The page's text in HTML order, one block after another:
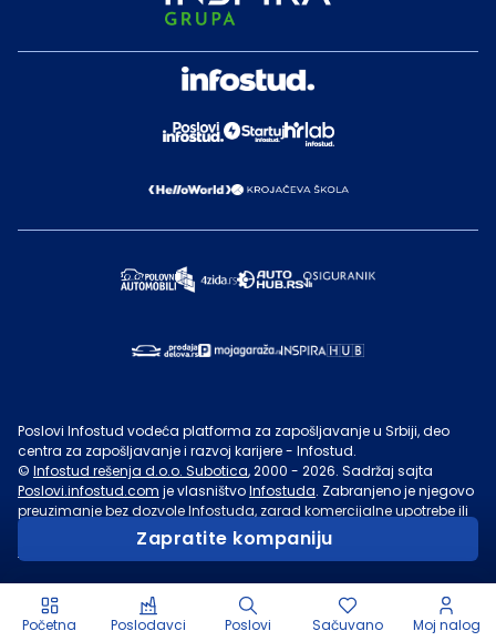
Zapratite kompaniju
Poslovi Infostud vodeća platforma za zapošljavanje u Srbiji, deo
centra za zapošljavanje i razvoj karijere - Infostud.
© Infostud rešenja d.o.o. Subotica, 2000 - 2026. Sadržaj sajta
Poslovi.infostud.com je vlasništvoInfostuda. Zabranjeno je njegovo
preuzimanje bez dozvoleInfostuda, zarad komercijalne upotrebe ili
u druge svrhe, osim za lične potrebe posetilaca sajta.
Početna Poslodavci Poslovi Sačuvano Moj nalog